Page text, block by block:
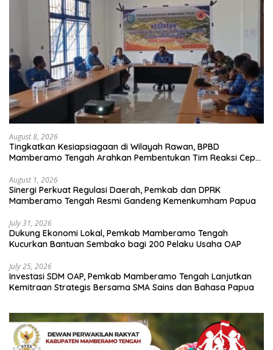
August 8, 2026
Tingkatkan Kesiapsiagaan di Wilayah Rawan, BPBD
Mamberamo Tengah Arahkan Pembentukan Tim Reaksi Cepat
August 1, 2026
Sinergi Perkuat Regulasi Daerah, Pemkab dan DPRK
Mamberamo Tengah Resmi Gandeng Kemenkumham Papua
July 31, 2026
Dukung Ekonomi Lokal, Pemkab Mamberamo Tengah
Kucurkan Bantuan Sembako bagi 200 Pelaku Usaha OAP
July 25, 2026
Investasi SDM OAP, Pemkab Mamberamo Tengah Lanjutkan
Kemitraan Strategis Bersama SMA Sains dan Bahasa Papua